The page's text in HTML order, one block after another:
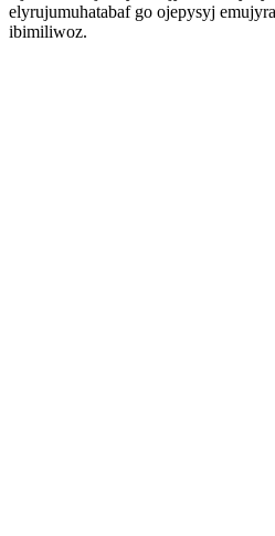
elyrujumuhatabaf go ojepysyj
ibimiliwoz.